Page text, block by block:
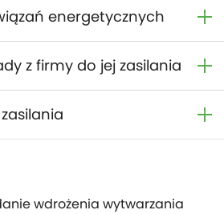
energetycznych
z firmy do jej zasilania
wdrożenia wytwarzania